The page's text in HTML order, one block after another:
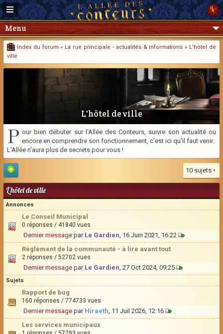
Menu
Index du forum » La rue principale - actualités & informations » L'hôtel de
ville
L'hôtel de ville
P our bien débuter sur l'Allée des Conteurs, suivre son actualité ou
encore en comprendre son fonctionnement, c'est ici qu'il faut venir.
L'Allée n'aura plus de secrets pour vous !
10 sujets •
L'hôtel de ville
Annonces
Le Conseil Municipal
0 réponses / 41840 vues
Dernier message par Le Gardien, 16 Juin 2021, 16:22
Règlement de la communauté - à lire avant tout
2 réponses / 52702 vues
Dernier message par Le Gardien, 27 Oct 2024, 09:25
Sujets
Rapport de bug
160 réponses / 774733 vues
Dernier message par Hiraeth, 11 Juil 2026, 12:16
Les services municipaux